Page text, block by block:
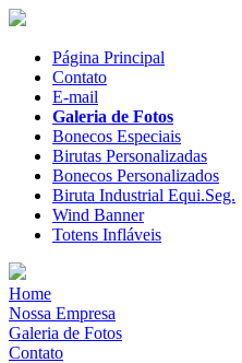
Página Principal
Contato
E-mail
Galeria de Fotos
Bonecos Especiais
Birutas Personalizadas
Bonecos Personalizados
Biruta Industrial Equi.Seg.
Wind Banner
Totens Infláveis
Home
Nossa Empresa
Galeria de Fotos
Contato